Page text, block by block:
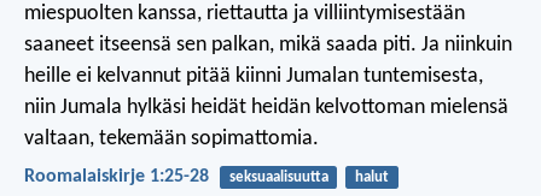
miespuolten kanssa, riettautta ja villiintymisestään
saaneet itseensä sen palkan, mikä saada piti. Ja niinkuin
heille ei kelvannut pitää kiinni Jumalan tuntemisesta,
niin Jumala hylkäsi heidät heidän kelvottoman mielensä
valtaan, tekemään sopimattomia.
Roomalaiskirje 1:25-28 seksuaalisuutta halut